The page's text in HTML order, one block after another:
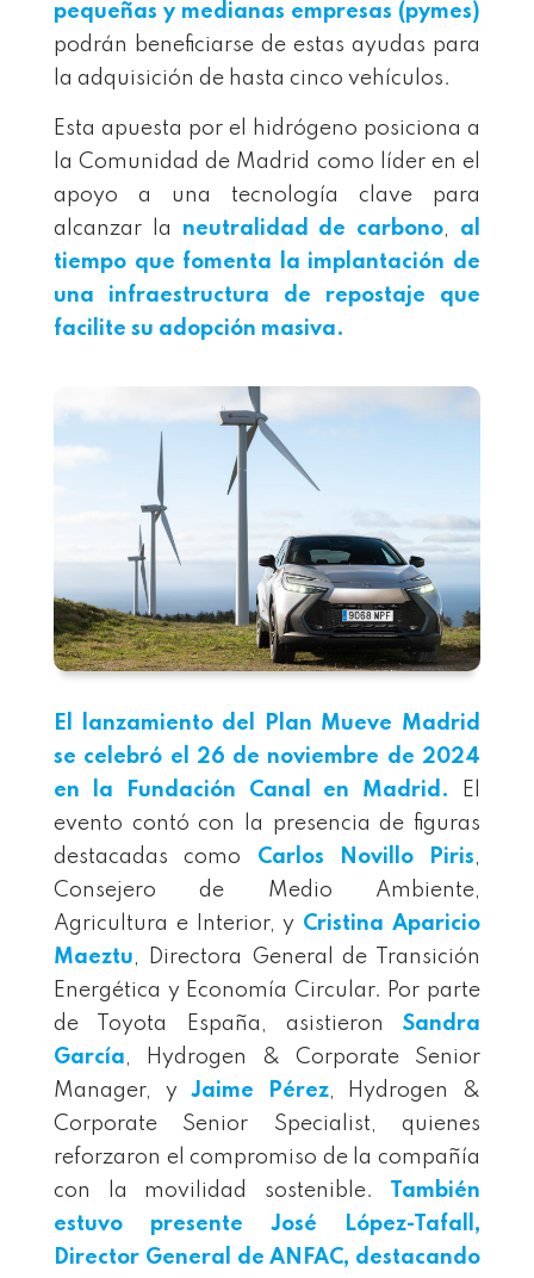
pequeñas y medianas empresas (pymes)
podrán beneficiarse de estas ayudas para
la adquisición de hasta cinco vehículos.
Esta apuesta por el hidrógeno posiciona a
la Comunidad de Madrid como líder en el
apoyo a una tecnología clave para
alcanzar la neutralidad de carbono, al
tiempo que fomenta la implantación de
una infraestructura de repostaje que
facilite su adopción masiva.
El lanzamiento del Plan Mueve Madrid
se celebró el 26 de noviembre de 2024
en la
Fundación Canal en Madrid.
El
evento contó con la presencia de figuras
destacadas como Carlos Novillo Piris,
Consejero de Medio Ambiente,
Agricultura e Interior, y Cristina Aparicio
Maeztu, Directora General de Transición
Energética y Economía Circular. Por parte
de Toyota España, asistieron Sandra
García, Hydrogen & Corporate Senior
Manager, yJaime Pérez, Hydrogen &
Corporate Senior Specialist, quienes
reforzaron el compromiso de la compañía
con la movilidad sostenible. También
estuvo presente José López-Tafall ,
Director General de ANFAC, destacando